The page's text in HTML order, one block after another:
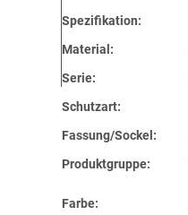
Spezifikation:
Material:
Serie:
Schutzart:
Fassung/Sockel:
Produktgruppe:
Farbe: